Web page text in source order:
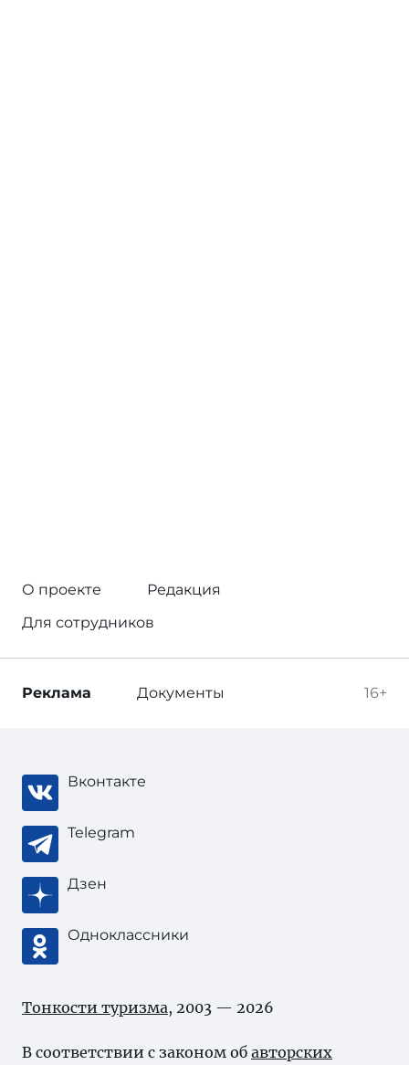
О проекте
Редакция
Для сотрудников
16+
Реклама Документы
Вконтакте
Telegram
Дзен
Одноклассники
Тонкости туризма, 2003 — 2026
В соответствии с законом об авторских